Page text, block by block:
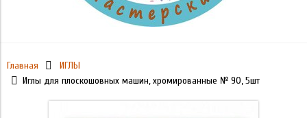
Главная
ИГЛЫ
Иглы для плоскошовных машин, хромированные № 90, 5шт